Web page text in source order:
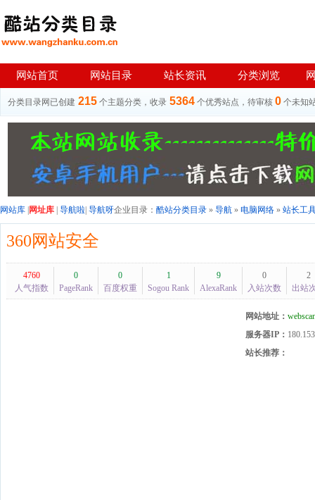
网站首页 网站目录 站长资讯 分类浏览
分类目录网已创建 215 个主题分类，收录 5364 个优秀站点，待审核 0 个未知
网站库 网址库 导航啦 导航呀企业目录： 酷站分类目录 » 导航 » 电脑网络 » 站长工
360网站安全
4760
人气指数
0
PageRank
0
百度权重
1
Sogou Rank
9
AlexaRank
0
入站次数
2
出站
网站地址：
服务器IP：
站长推荐：